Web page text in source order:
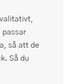
så att de
Så du